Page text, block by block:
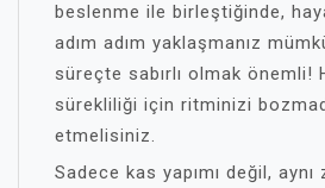
beslenme ile birleştiğinde,
adım adım yaklaşmanız
süreçte sabırlı olmak önemli!
sürekliliği için ritminizi
etmelisiniz.
Sadece kas yapımı değil,